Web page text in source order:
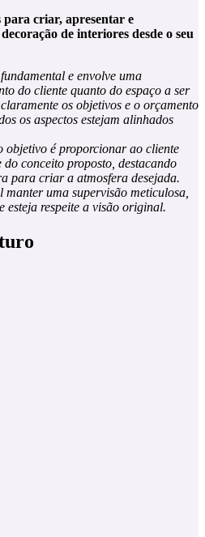
para criar, apresentar e
de interiores desde o seu
e envolve uma
do cliente quanto do espaço a ser
os objetivos e o orçamento
os aspectos estejam alinhados
objetivo é proporcionar ao cliente
conceito proposto, destacando
para criar a atmosfera desejada.
uma supervisão meticulosa,
esteja respeite a visão original.